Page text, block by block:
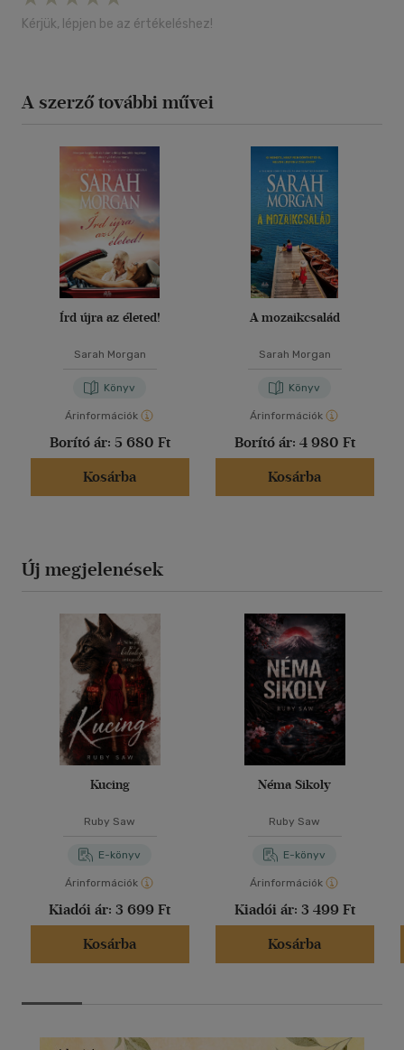
Kérjük, lépjen be az értékeléshez!
A szerző további művei
Írd újra az életed!
Sarah Morgan
Könyv
Árinformációk
Borító ár: 5 680 Ft
Kosárba
A mozaikcsalád
Sarah Morgan
Könyv
Árinformációk
Borító ár: 4 980 Ft
Kosárba
Új megjelenések
Kucing
Ruby Saw
E-könyv
Árinformációk
Kiadói ár: 3 699 Ft
Kosárba
Néma Sikoly
Ruby Saw
E-könyv
Árinformációk
Kiadói ár: 3 499 Ft
Kosárba